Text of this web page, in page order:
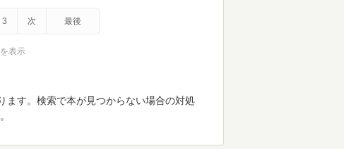
3 次 最後
表示
ます。検索で本が見つからない場合の対処